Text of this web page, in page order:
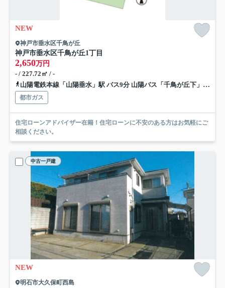
NEW
神戸市垂水区千鳥が丘
神戸市垂水区千鳥が丘1丁目
2,650万円
- / 227.72㎡ / -
山陽電鉄本線「山陽垂水」駅 バス9分 山陽バス「千鳥が丘下」 停歩4分
都市ガス
住宅ローンアドバイザー在籍！住宅ローンに不安のある方はお気軽にご
相談ください。
中古一戸建
NEW
明石市大久保町西島